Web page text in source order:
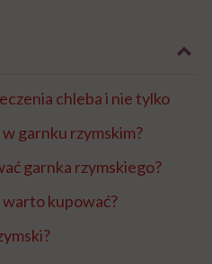
chleba i nie tylko
garnku rzymskim?
garnka rzymskiego?
warto kupować?